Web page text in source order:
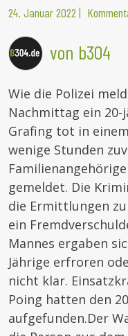
24. Januar 2022 |
von b304
Wie die Polizei
Nachmittag ein 20-
Grafing tot in
wenige Stunden
gemeldet. Die
die Ermittlungen
ein
Mannes ergaben
Jährige erfroren
nicht klar.
Poing hatten den
aufgefunden.Der